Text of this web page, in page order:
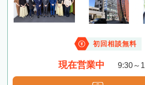
初回相談無料
現在営業中 9:30～